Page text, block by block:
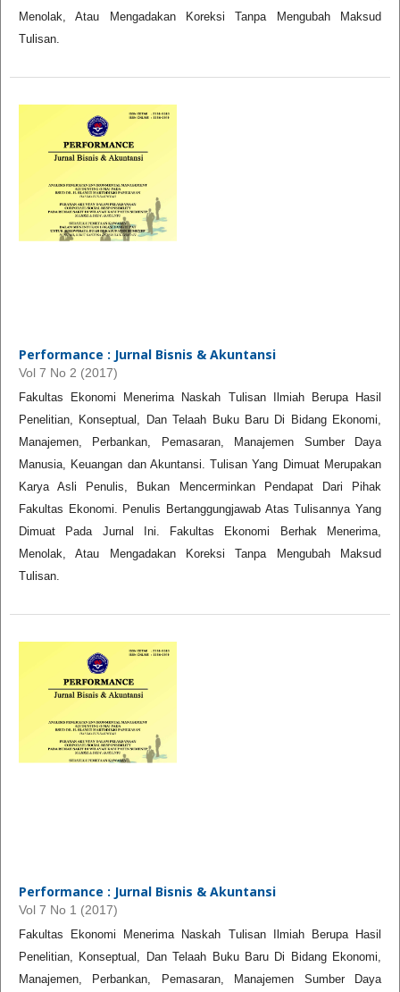
Menolak, Atau Mengadakan Koreksi Tanpa Mengubah Maksud
Tulisan.
Performance : Jurnal Bisnis & Akuntansi
Vol 7 No 2 (2017)
Fakultas Ekonomi Menerima Naskah Tulisan Ilmiah Berupa Hasil
Penelitian, Konseptual, Dan Telaah Buku Baru Di Bidang Ekonomi,
Manajemen, Perbankan, Pemasaran, Manajemen Sumber Daya
Manusia, Keuangan dan Akuntansi. Tulisan Yang Dimuat Merupakan
Karya Asli Penulis, Bukan Mencerminkan Pendapat Dari Pihak
Fakultas Ekonomi. Penulis Bertanggungjawab Atas Tulisannya Yang
Dimuat Pada Jurnal Ini. Fakultas Ekonomi Berhak Menerima,
Menolak, Atau Mengadakan Koreksi Tanpa Mengubah Maksud
Tulisan.
Performance : Jurnal Bisnis & Akuntansi
Vol 7 No 1 (2017)
Fakultas Ekonomi Menerima Naskah Tulisan Ilmiah Berupa Hasil
Penelitian, Konseptual, Dan Telaah Buku Baru Di Bidang Ekonomi,
Manajemen, Perbankan, Pemasaran, Manajemen Sumber Daya